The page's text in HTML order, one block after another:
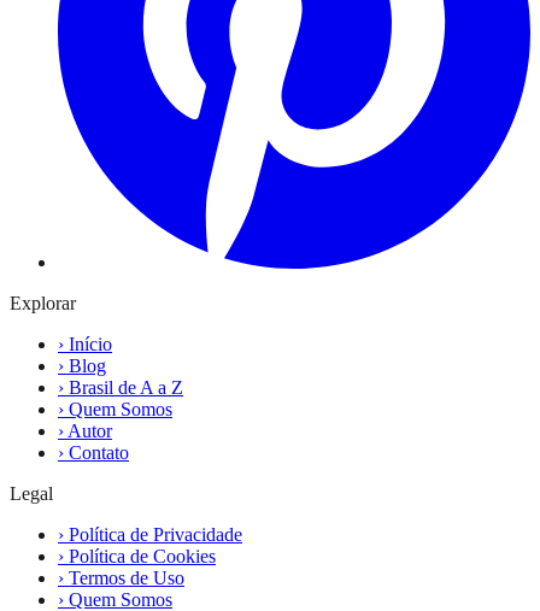
Explorar
› Início
› Blog
› Brasil de A a Z
› Quem Somos
› Autor
› Contato
Legal
› Política de Privacidade
› Política de Cookies
› Termos de Uso
› Quem Somos